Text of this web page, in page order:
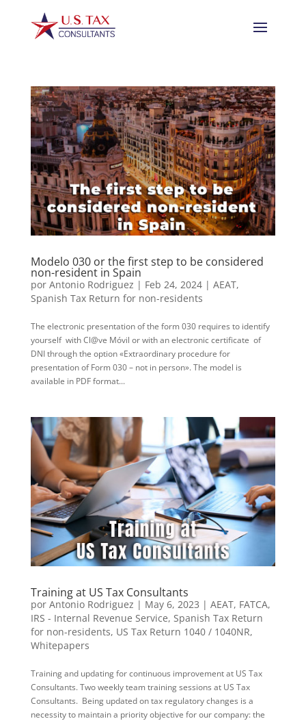
Modelo 030 or the first step to be considered
non-resident in Spain
por Antonio Rodriguez | Feb 24, 2024| AEAT,
Spanish Tax Return for non-residents
The electronic presentation of the form 030 requires to identify
yourself with Cl@ve Móvil or with an electronic certificate of
DNI through the option «Extraordinary procedure for
presentation of Form 030 – not in person». The model is
available in PDF format...
Training at US Tax Consultants
por Antonio Rodriguez | May 6, 2023 | AEAT, FATCA,
IRS - Internal Revenue Service, Spanish Tax Return
for non-residents, US Tax Return 1040 / 1040NR,
Whitepapers
Training and updating for continuous improvement at US Tax
Consultants. Two weekly team training sessions at US Tax
Consultants. Being updated on tax regulatory changes is a
necessity to maintain a priority objective for our company: the